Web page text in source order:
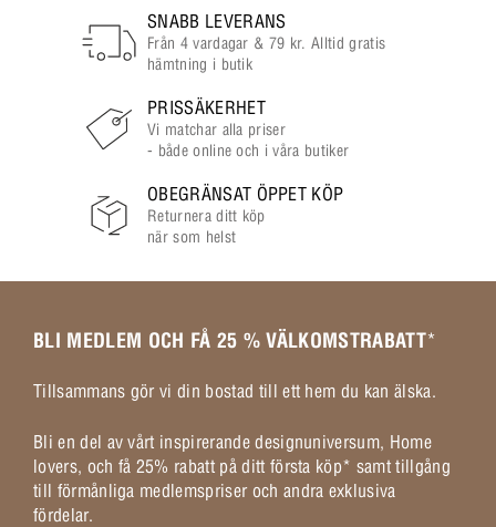
SNABB LEVERANS
Från 4 vardagar & 79 kr. Alltid gratis
hämtning i butik
PRISSÄKERHET
Vi matchar alla priser
- både online och i våra butiker
OBEGRÄNSAT ÖPPET KÖP
Returnera ditt köp
när som helst
BLI MEDLEM OCH FÅ 25 % VÄLKOMSTRABATT*
Tillsammans gör vi din bostad till ett hem du kan älska.
Bli en del av vårt inspirerande designuniversum, Home
lovers, och få 25% rabatt på ditt första köp* samt tillgång
till förmånliga medlemspriser och andra exklusiva
fördelar.